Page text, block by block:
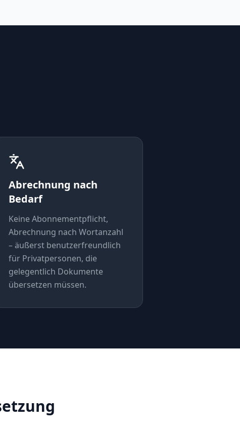
Abrechnung nach
Bedarf
Keine Abonnementpflicht,
Abrechnung nach Wortanzahl
– äußerst benutzerfreundlich
für Privatpersonen, die
gelegentlich Dokumente
übersetzen müssen.